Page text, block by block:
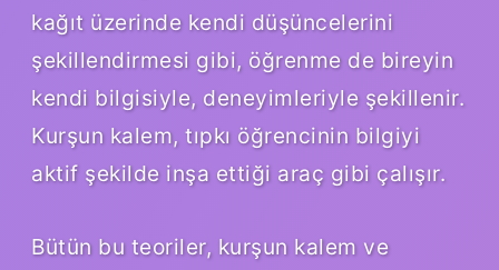
kağıt üzerinde kendi düşüncelerini
şekillendirmesi gibi, öğrenme de bireyin
kendi bilgisiyle, deneyimleriyle şekillenir.
Kurşun kalem, tıpkı öğrencinin bilgiyi
aktif şekilde inşa ettiği araç gibi çalışır.
Bütün bu teoriler, kurşun kalem ve